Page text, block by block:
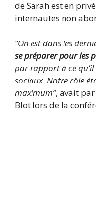
de Sarah est en
internautes non
“On est dans les
se préparer pour les
par rapport à ce qu’il
sociaux. Notre rôle
maximum”, avait
Blot lors de la